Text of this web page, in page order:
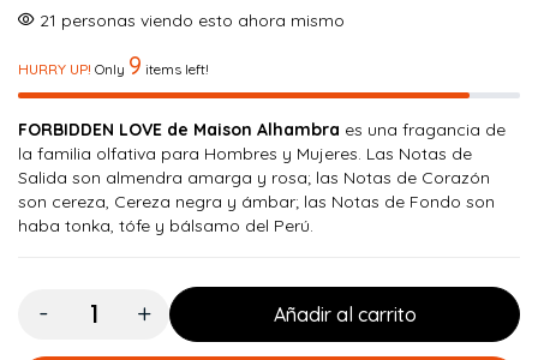
$ 150.000.
$ 134.900.
21 personas viendo esto ahora mismo
HURRY UP! Only 9 items left!
FORBIDDEN LOVE de Maison Alhambra es una fragancia de
la familia olfativa para Hombres y Mujeres. Las Notas de
Salida son almendra amarga y rosa; las Notas de Corazón
son cereza, Cereza negra y ámbar; las Notas de Fondo son
haba tonka, tófe y bálsamo del Perú.
Cantidad:
Añadir al carrito